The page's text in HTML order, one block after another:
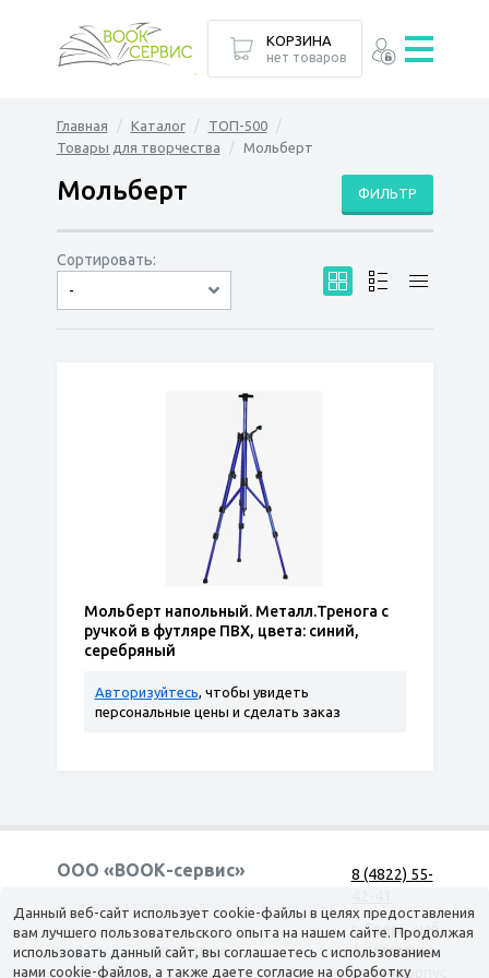
Главная Каталог
ТОП-500
Товары для творчества
Мольберт
ФИЛЬТР
Мольберт
Сортировать:
-
по дате
по популярности
сначала дешёвые
сначала дорогие
Мольберт напольный. Металл.Тренога с
ручкой в футляре ПВХ, цвета: синий,
серебряный
Авторизуйтесь, чтобы увидеть
персональные цены и сделать заказ
КОРЗИНА
нет товаров
ООО «ВООК-сервис»
Согласие на обработку персональных данных
КАТАЛОГ
ДОСТАВКА
8 (4822) 55-
г. Тверь, наб.
А. Никитина,
д. 144 корпус
Данный веб-сайт использует cookie-файлы в целях предоставления
вам лучшего пользовательского опыта на нашем сайте. Продолжая
использовать данный сайт, вы соглашаетесь с использованием
нами cookie-файлов, а также даете согласие на обработку